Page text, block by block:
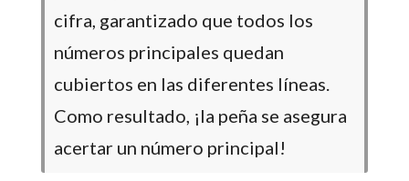
cifra, garantizado que todos los
números principales quedan
cubiertos en las diferentes líneas.
Como resultado, ¡la peña se asegura
acertar un número principal!